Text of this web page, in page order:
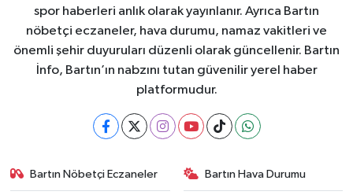
spor haberleri anlık olarak yayınlanır. Ayrıca Bartın
nöbetçi eczaneler, hava durumu, namaz vakitleri ve
önemli şehir duyuruları düzenli olarak güncellenir. Bartın
İnfo, Bartın’ın nabzını tutan güvenilir yerel haber
platformudur.
Bartın Nöbetçi Eczaneler Bartın Hava Durumu